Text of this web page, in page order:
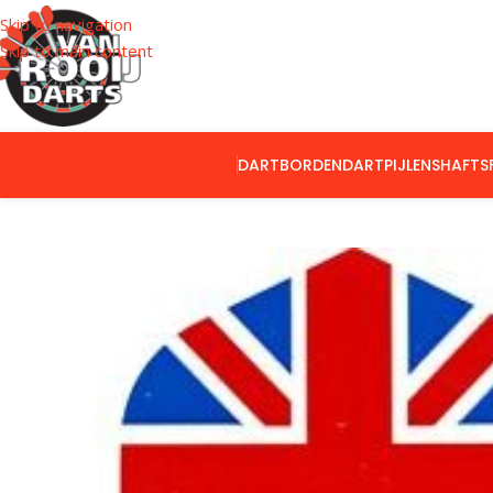
Skip to navigation
Skip to main content
DARTBORDENDARTPIJLENSHAFTS